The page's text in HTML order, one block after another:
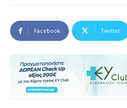
Facebook Twitter